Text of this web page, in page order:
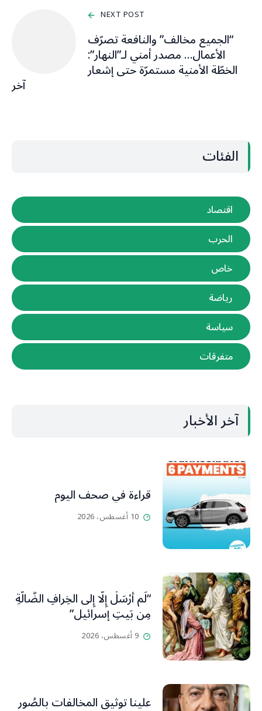
NEXT POST
“الجميع مخالف” والنافعة تصرّف
الأعمال… مصدر أمني لـ”النهار”:
الخطّة الأمنية مستمرّة حتى إشعار
آخر
الفئات
اقتصاد
الحرب
خاص
رياضة
سياسة
متفرقات
آخر الأخبار
قراءة في صحف اليوم
10 أغسطس، 2026
“لَم أُرْسَلْ إِلَّا إِلى الخِرافِ الضَّالَّةِ
مِن بَيتِ إسرائيل”
9 أغسطس، 2026
علينا توثيق المخالفات بالصُور